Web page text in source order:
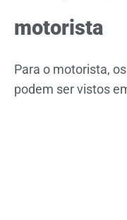
motorista
Para o motorista,
podem ser vistos